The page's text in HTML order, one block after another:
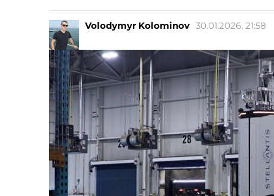
Volodymyr Kolominov 30.01.2026, 21:58